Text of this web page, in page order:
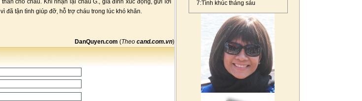
cho cháu. Khi nhận lại cháu G., gia đình xúc động, gửi lời
đã tận tình giúp đỡ, hỗ trợ cháu trong lúc khó khăn.
DanQuyen.com (Theo cand.com.vn)
7:Tình khúc tháng sáu